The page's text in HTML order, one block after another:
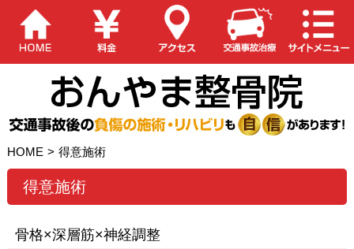
HOME > 得意施術
得意施術
骨格×深層筋×神経調整